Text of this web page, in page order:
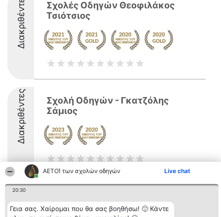
ΑΕΤΟΊ των σχολών οδηγών Live chat
20:30
Γεια σας. Χαίρομαι που θα σας βοηθήσω! 🙂 Κάντε
Διακριθέντες
Σχολές Οδηγών Θεοφιλάκος
Τσιότσιος
Διακριθέντες
Σχολή Οδηγών - Γκατζόλης
Σάμιος
Διοργανωτής της
κατάταξης
BEAUTIFUL COMPANY
Μονοπρόσωπη ΙΚΕ
Διακριθέντες
Λίστα όλων
Επικοινωνία